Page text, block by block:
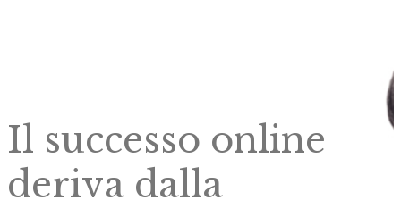
Il successo online
deriva dalla